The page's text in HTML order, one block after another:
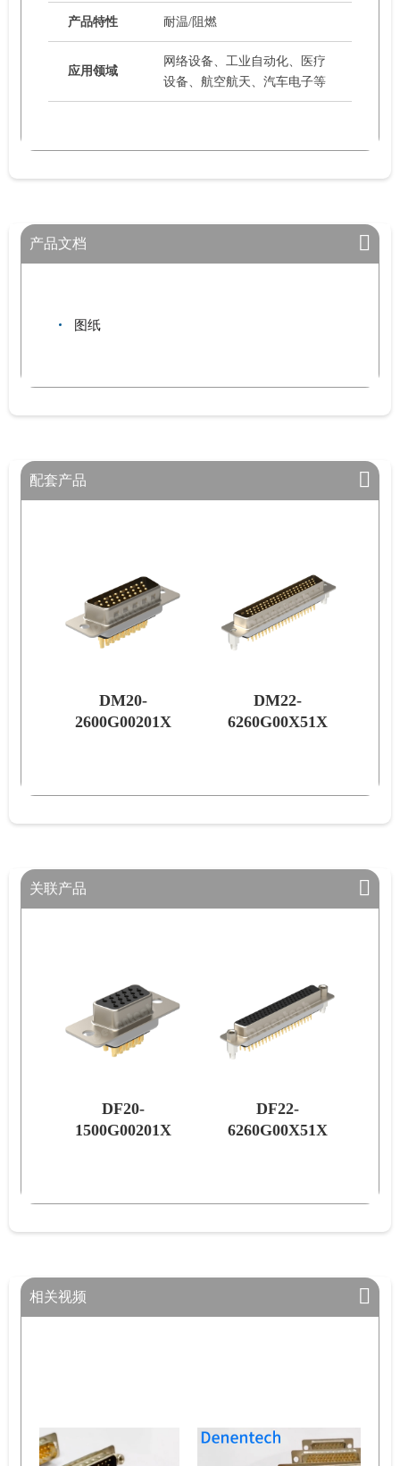
产品特性 耐温/阻燃
应用领域
网络设备、工业自动化、医疗
设备、航空航天、汽车电子等
产品文档
图纸
配套产品
DM20-
2600G00201X
DM22-
6260G00X51X
关联产品
DF20-
1500G00201X
DF22-
6260G00X51X
相关视频